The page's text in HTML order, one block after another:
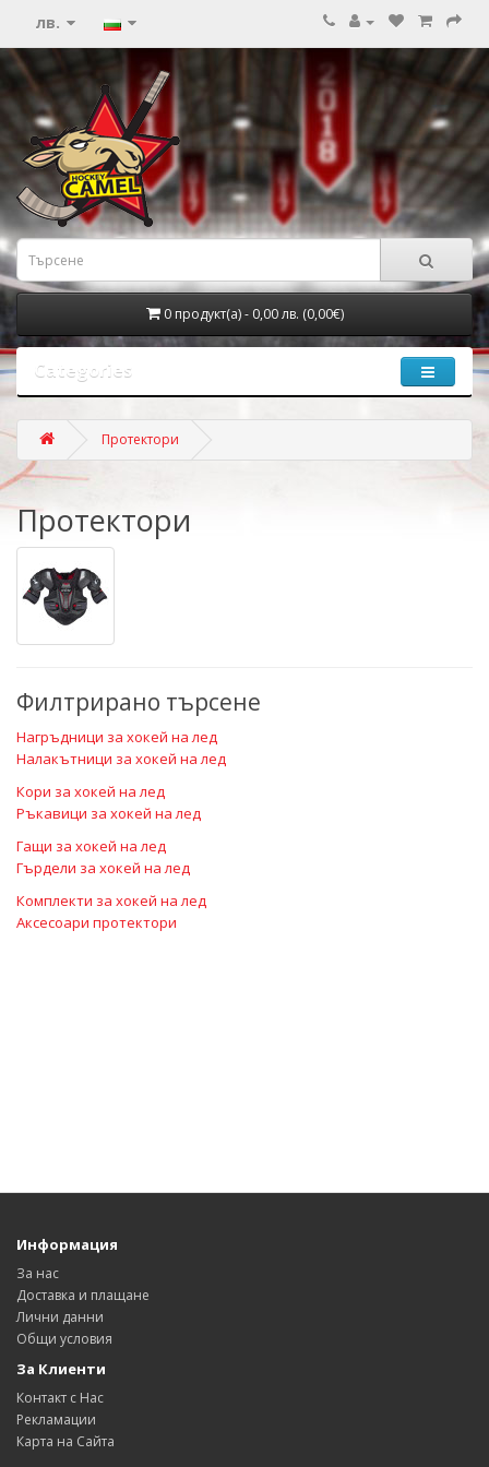
лв.
0 продукт(а) - 0,00 лв. (0,00€)
Categories
Протектори
Протектори
Филтрирано търсене
Нагръдници за хокей на лед
Налакътници за хокей на лед
Кори за хокей на лед
Ръкавици за хокей на лед
Гащи за хокей на лед
Гърдели за хокей на лед
Комплекти за хокей на лед
Аксесоари протектори
Информация
За нас
Доставка и плащане
Лични данни
Общи условия
За Клиенти
Контакт с Нас
Рекламации
Карта на Сайта